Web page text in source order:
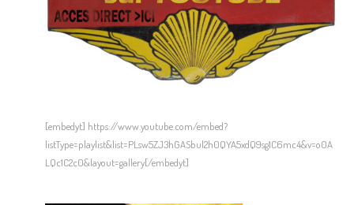
[embedyt] https://www.youtube.com/embed?
listType=playlist&list=PLsw5ZJ3hGASbul2h0QYA5xdQ9sg1C6mc4&v=o0A
LQc1C2c0&layout=gallery[/embedyt]